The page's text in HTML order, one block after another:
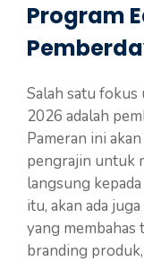
Program
Salah satu fokus
2026 adalah
Pameran ini
pengrajin untuk
langsung
itu, akan ada
yang membahas
branding